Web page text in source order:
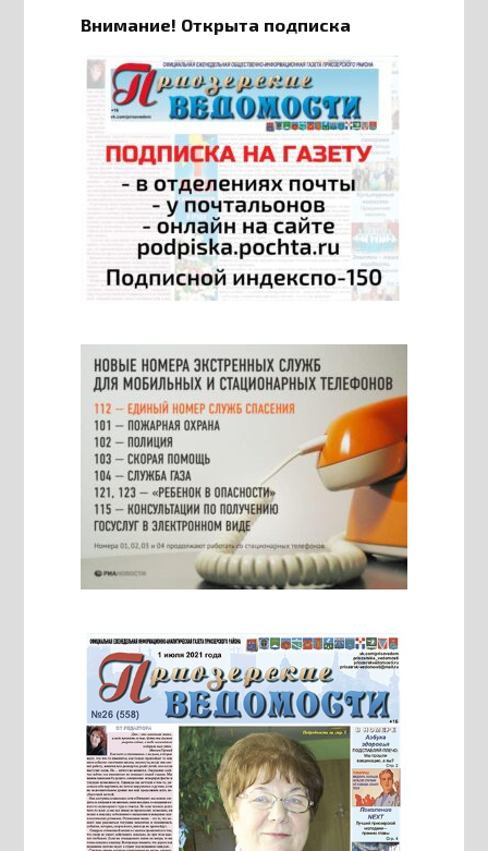
Внимание! Открыта подписка